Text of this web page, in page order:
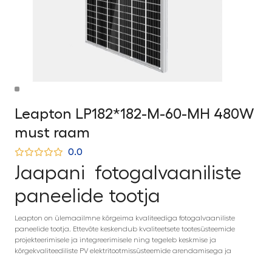
Leapton LP182*182-M-60-MH 480W
must raam
0.0
Jaapani fotogalvaaniliste
paneelide tootja
Leapton on ülemaailmne kõrgeima kvaliteediga fotogalvaaniliste
paneelide tootja. Ettevõte keskendub kvaliteetsete tootesüsteemide
projekteerimisele ja integreerimisele ning tegeleb keskmise ja
kõrgekvaliteediliste PV elektritootmissüsteemide arendamisega ja